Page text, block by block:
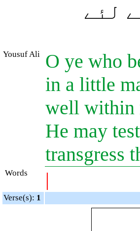
لئے
Yousuf Ali
O ye who
in a little
well within
He may
transgress
Words |
Verse(s): 1